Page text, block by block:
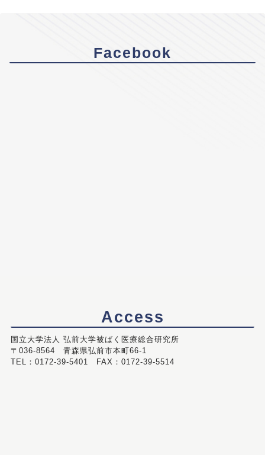
Facebook
Access
国立大学法人 弘前大学被ばく医療総合研究所
〒036-8564 青森県弘前市本町66-1
TEL：0172-39-5401 FAX：0172-39-5514